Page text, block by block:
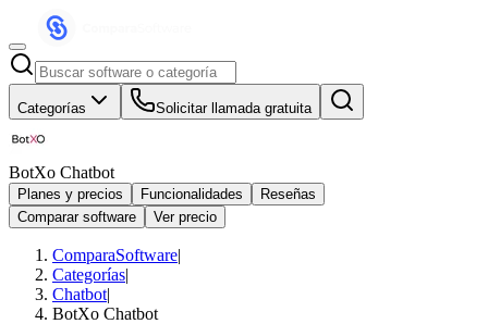
Categorías Solicitar llamada gratuita
BotXo Chatbot
Planes y precios Funcionalidades
Reseñas
Comparar software
Ver precio
ComparaSoftware|
Categorías|
Chatbot|
BotXo Chatbot